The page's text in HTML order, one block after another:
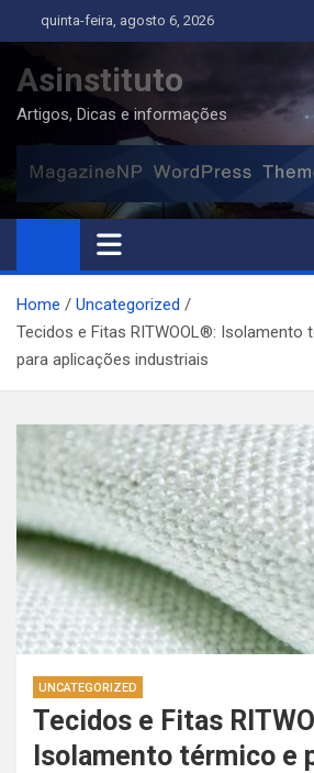
to
content
quinta-feira, agosto 6, 2026
Asinstituto
Artigos, Dicas e informações
Home
Uncategorized
Tecidos e Fitas RITWOOL®: Isolamento
para aplicações industriais
UNCATEGORIZED
Tecidos e Fitas
Isolamento térmico e